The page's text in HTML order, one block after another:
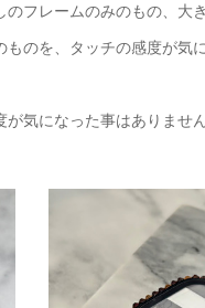
フレームのみのもの、大
のを、タッチの感度が気
気になった事はありません